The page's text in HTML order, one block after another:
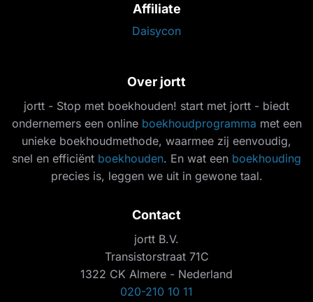
Affiliate
Daisycon
Over jortt
jortt - Stop met boekhouden! start met jortt - biedt
ondernemers een online boekhoudprogramma met een
unieke boekhoudmethode, waarmee zij eenvoudig,
snel en efficiënt boekhouden. En wat een boekhouding
precies is, leggen we uit in gewone taal.
Contact
jortt B.V.
Transistorstraat 71C
1322 CK Almere - Nederland
020-210 10 11